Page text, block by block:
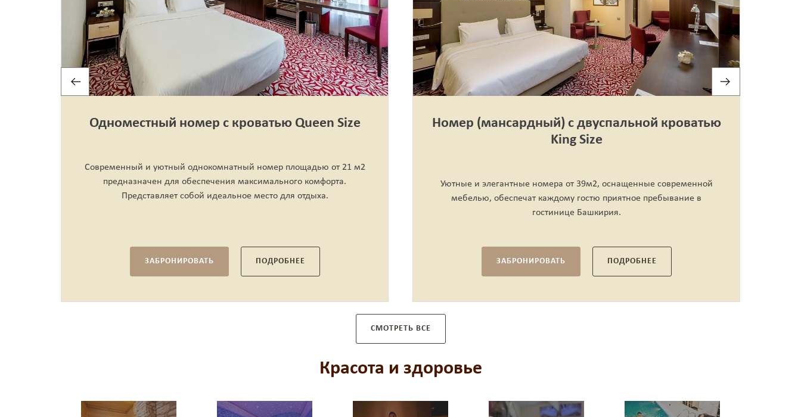
Одноместный номер с кроватью Queen Size
Современный и уютный однокомнатный номер площадью от 21 м2
предназначен для обеспечения максимального комфорта.
Представляет собой идеальное место для отдыха.
ЗАБРОНИРОВАТЬ ПОДРОБНЕЕ
Номер (мансардный) с двуспальной кроватью
King Size
Уютные и элегантные номера от 39м2, оснащенные современной
мебелью, обеспечат каждому гостю приятное пребывание в
гостинице Башкирия.
ЗАБРОНИРОВАТЬ ПОДРОБНЕЕ
СМОТРЕТЬ ВСЕ
Красота и здоровье